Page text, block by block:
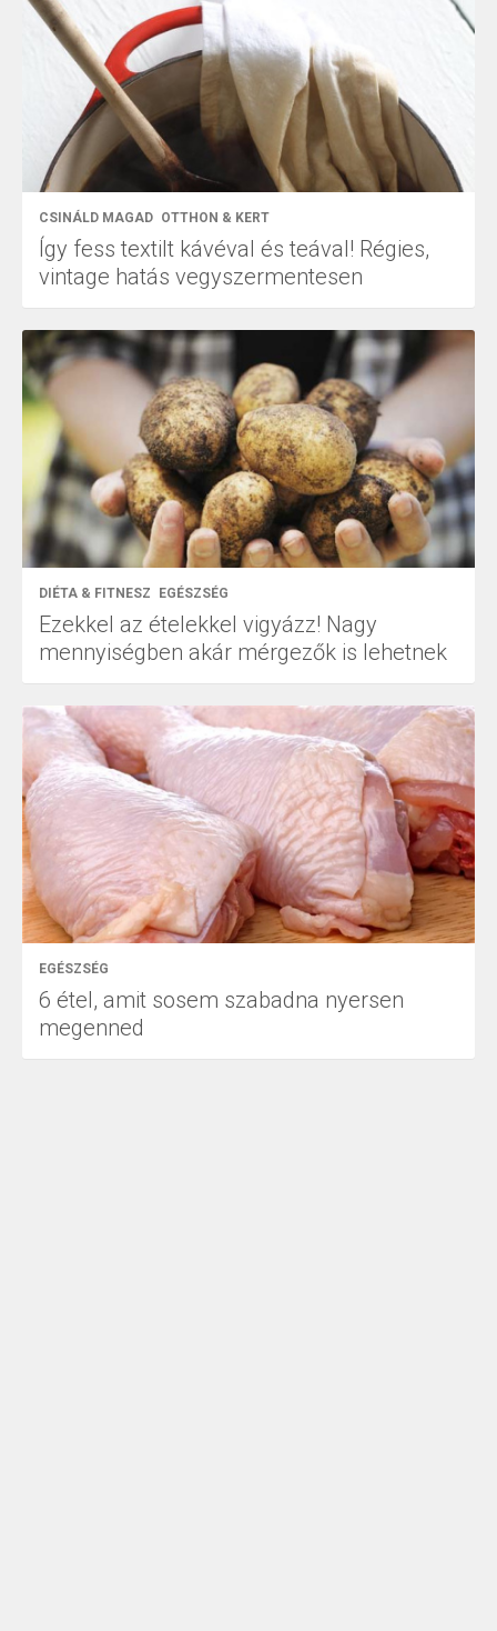
CSINÁLD MAGAD OTTHON & KERT
Így fess textilt kávéval és teával! Régies,
vintage hatás vegyszermentesen
DIÉTA & FITNESZ EGÉSZSÉG
Ezekkel az ételekkel vigyázz! Nagy
mennyiségben akár mérgezők is lehetnek
EGÉSZSÉG
6 étel, amit sosem szabadna nyersen
megenned